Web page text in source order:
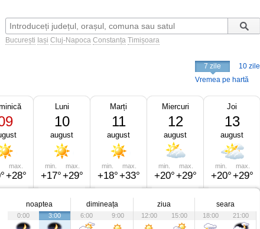
București Iași Cluj-Napoca Constanța Timișoara
7 zile
10 zile
Vremea pe hartă
max.
+28°
Luni
10
august
min.
+17°
max.
+29°
Marți
11
august
min.
+18°
max.
+33°
Miercuri
12
august
min.
+20°
max.
+29°
Joi
13
august
min.
+20°
max.
+29°
noaptea dimineața ziua seara
0:00 3:00 6:00 9:00 12:00 15:00 18:00 21:00